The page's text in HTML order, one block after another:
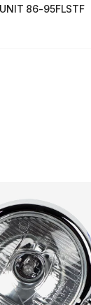
UNIT 86-95FLSTF